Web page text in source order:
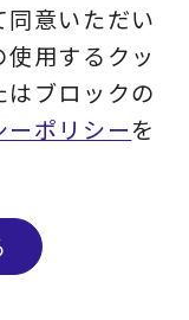
策の具体化」
ロセス、システ
ガ登録
意いただい
用するクッ
ブロックの
ーポリシーを